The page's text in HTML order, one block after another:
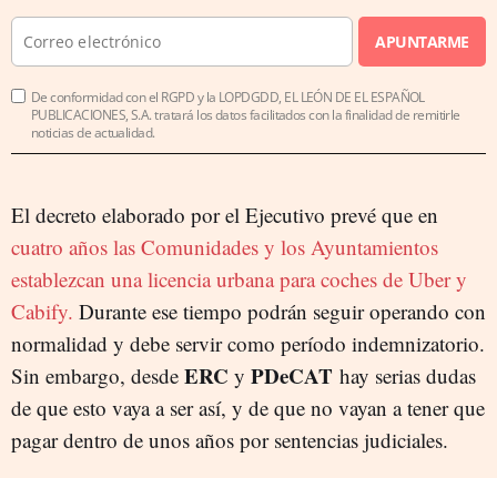
APUNTARME
De conformidad con el RGPD y la LOPDGDD, EL LEÓN DE EL ESPAÑOL
PUBLICACIONES, S.A. tratará los datos facilitados con la finalidad de remitirle
noticias de actualidad.
El decreto elaborado por el Ejecutivo prevé que en
cuatro años las Comunidades y los Ayuntamientos
establezcan una licencia urbana para coches de Uber y
Cabify. Durante ese tiempo podrán seguir operando con
normalidad y debe servir como período indemnizatorio.
Sin embargo, desde ERC y PDeCAT hay serias dudas
de que esto vaya a ser así, y de que no vayan a tener que
pagar dentro de unos años por sentencias judiciales.